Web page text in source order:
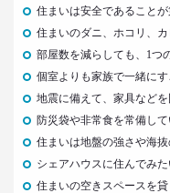
2018.01.11
｢WEBコンテン
崔 喜景
2017.12.20
「答えを探さな
博報堂 第三プラニン
夏 秋馬寧
住まいは安全であることが
住まいのダニ、ホコリ、
部屋数を減らしても、1つ
個室よりも家族で一緒に
地震に備えて、家具など
防災袋や非常食を常備して
住まいは地盤の強さや海
シェアハウスに住んでみ
住まいの空きスペースを